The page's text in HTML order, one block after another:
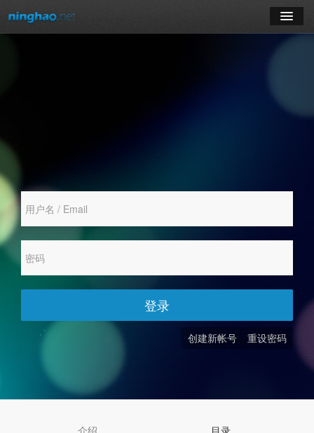
创建新帐号 重设密码
登录